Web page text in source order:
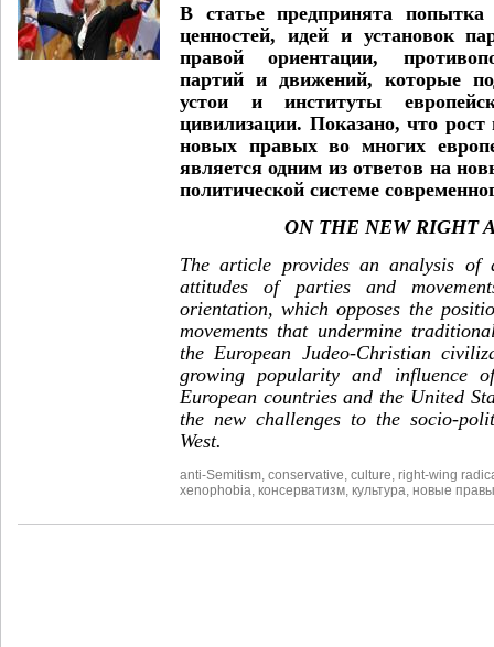
В статье предпринята попытка
ценностей, идей и установок
правой ориентации,
партий и движений, которые
устои и институты
цивилизации. Показано, что
новых правых во многих
является одним из ответов на
политической системе
ON THE NEW RIGHT
The article provides an analysis of
attitudes of parties and
orientation, which opposes the
movements that undermine
the European Judeo-Christian
growing popularity and influence
European countries and the United
the new challenges to the socio-
West.
anti-Semitism conservative culture right-wing
xenophobia консерватизм культура новые